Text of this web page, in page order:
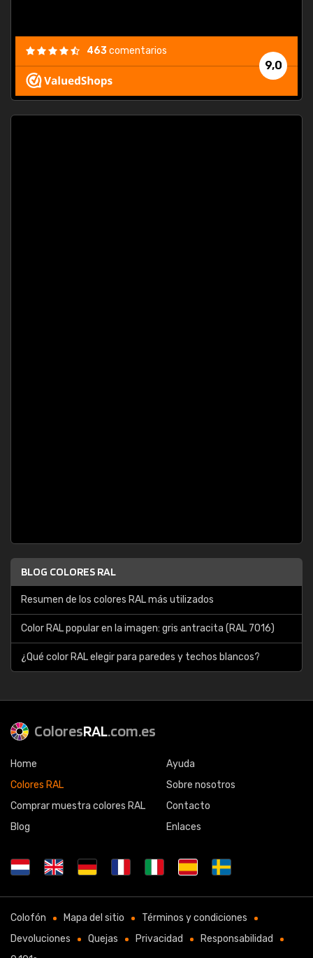
9,0
463comentarios
BLOG COLORES RAL
Resumen de los colores RAL más utilizados
Color RAL popular en la imagen: gris antracita (RAL 7016)
¿Qué color RAL elegir para paredes y techos blancos?
ColoresRAL.com.es
Home
Colores RAL
Comprar muestra colores RAL
Blog
Ayuda
Sobre nosotros
Contacto
Enlaces
Colofón Mapa del sitio
Términos y condiciones
Devoluciones
Quejas Privacidad
Responsabilidad